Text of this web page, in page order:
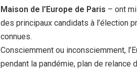
Maison de l’Europe de Paris – ont
des principaux candidats à l’élection
connues.
Consciemment ou inconsciemment,
pendant la pandémie, plan de relance